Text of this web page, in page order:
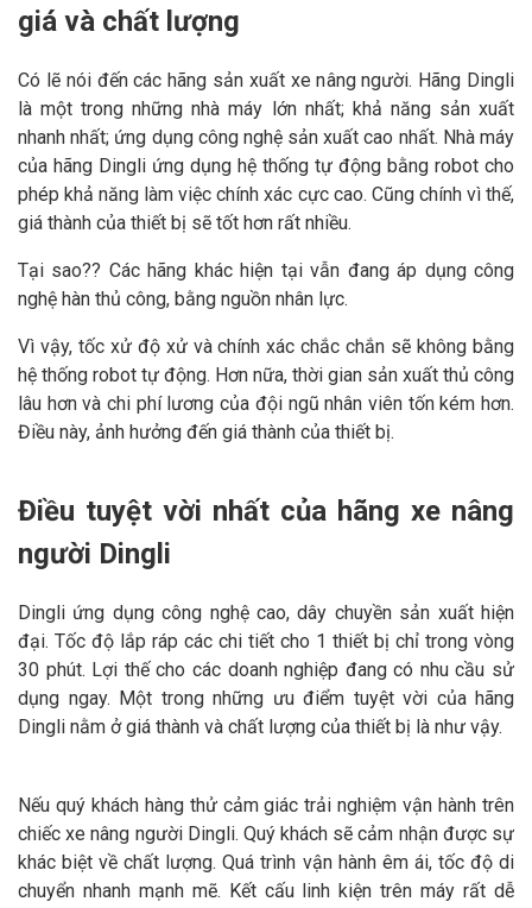
giá và chất lượng
Có lẽ nói đến các hãng sản xuất xe nâng người. Hãng Dingli
là một trong những nhà máy lớn nhất; khả năng sản xuất
nhanh nhất; ứng dụng công nghệ sản xuất cao nhất. Nhà máy
của hãng Dingli ứng dụng hệ thống tự động bằng robot cho
phép khả năng làm việc chính xác cực cao. Cũng chính vì thế,
giá thành của thiết bị sẽ tốt hơn rất nhiều.
Tại sao?? Các hãng khác hiện tại vẫn đang áp dụng công
nghệ hàn thủ công, bằng nguồn nhân lực.
Vì vậy, tốc xử độ xử và chính xác chắc chắn sẽ không bằng
hệ thống robot tự động. Hơn nữa, thời gian sản xuất thủ công
lâu hơn và chi phí lương của đội ngũ nhân viên tốn kém hơn.
Điều này, ảnh hưởng đến giá thành của thiết bị.
Điều tuyệt vời nhất của hãng xe nâng
người Dingli
Dingli ứng dụng công nghệ cao, dây chuyền sản xuất hiện
đại. Tốc độ lắp ráp các chi tiết cho 1 thiết bị chỉ trong vòng
30 phút. Lợi thế cho các doanh nghiệp đang có nhu cầu sử
dụng ngay. Một trong những ưu điểm tuyệt vời của hãng
Dingli nằm ở giá thành và chất lượng của thiết bị là như vậy.
Nếu quý khách hàng thử cảm giác trải nghiệm vận hành trên
chiếc xe nâng người Dingli. Quý khách sẽ cảm nhận được sự
khác biệt về chất lượng. Quá trình vận hành êm ái, tốc độ di
chuyển nhanh mạnh mẽ. Kết cấu linh kiện trên máy rất dễ